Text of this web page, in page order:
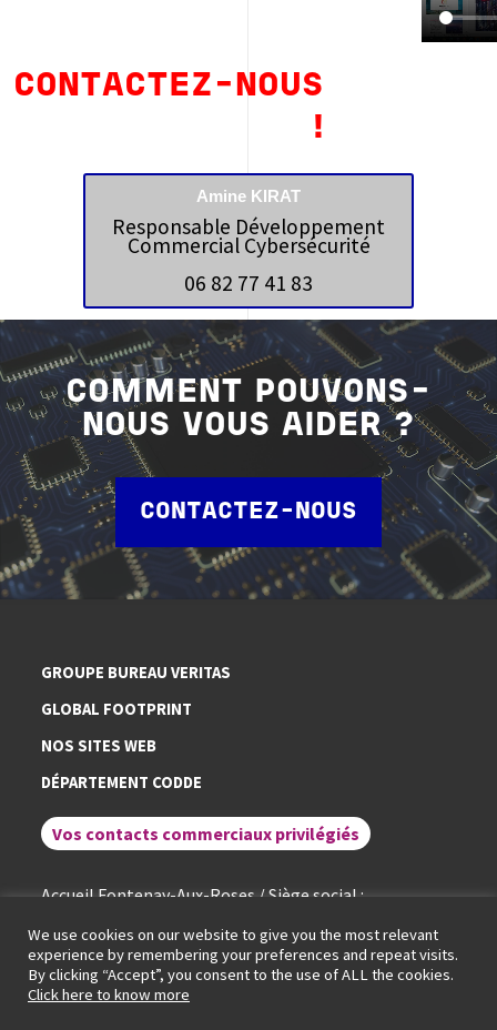
CONTACTEZ-NOUS
!
Amine KIRAT
Responsable Développement
Commercial Cybersécurité
06 82 77 41 83
COMMENT POUVONS-
NOUS VOUS AIDER ?
CONTACTEZ-NOUS
GROUPE BUREAU VERITAS
GLOBAL FOOTPRINT
NOS SITES WEB
DÉPARTEMENT CODDE
Vos contacts commerciaux privilégiés
Accueil Fontenay-Aux-Roses / Siège social :
Conditions générales de service Mentions légales
Politique de cookies
Politique de protection des données
We use cookies on our website to give you the most relevant
experience by remembering your preferences and repeat visits.
By clicking “Accept”, you consent to the use of ALL the cookies.
Click here to know more